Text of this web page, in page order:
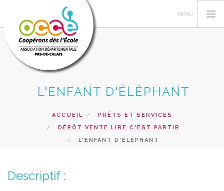
L'OCCE 62
RESSOURCES ET SERVICES
RECHERCHER
L'ENFANT D'ÉLÉPHANT
ACCUEIL
PRÊTS ET SERVICES
DÉPÔT VENTE LIRE C'EST PARTIR
L'ENFANT D'ÉLÉPHANT
Descriptif :